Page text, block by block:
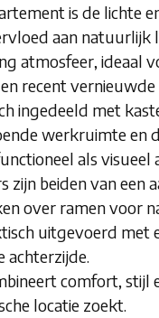
is de lichte
aan natuurlijk
atmosfeer, ideaal
recent vernieuwde
ingedeeld met
werkruimte en
als visueel
zijn beiden van
over ramen voor
uitgevoerd met
achterzijde.
comfort, stijl
locatie zoekt.